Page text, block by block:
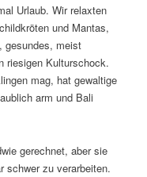
Urlaub. Wir relaxten
und Mantas,
gesundes, meist
riesigen Kulturschock.
mag, hat gewaltige
arm und Bali
gerechnet, aber sie
schwer zu verarbeiten.